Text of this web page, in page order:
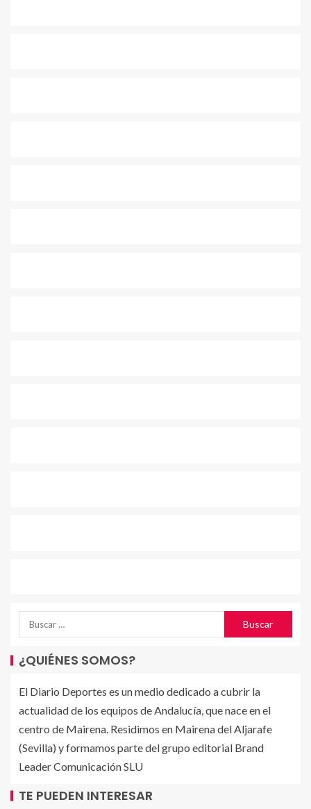
¿QUIÉNES SOMOS?
El Diario Deportes es un medio dedicado a cubrir la
actualidad de los equipos de Andalucía, que nace en el
centro de Mairena. Residimos en Mairena del Aljarafe
(Sevilla) y formamos parte del grupo editorial Brand
Leader Comunicación SLU
TE PUEDEN INTERESAR